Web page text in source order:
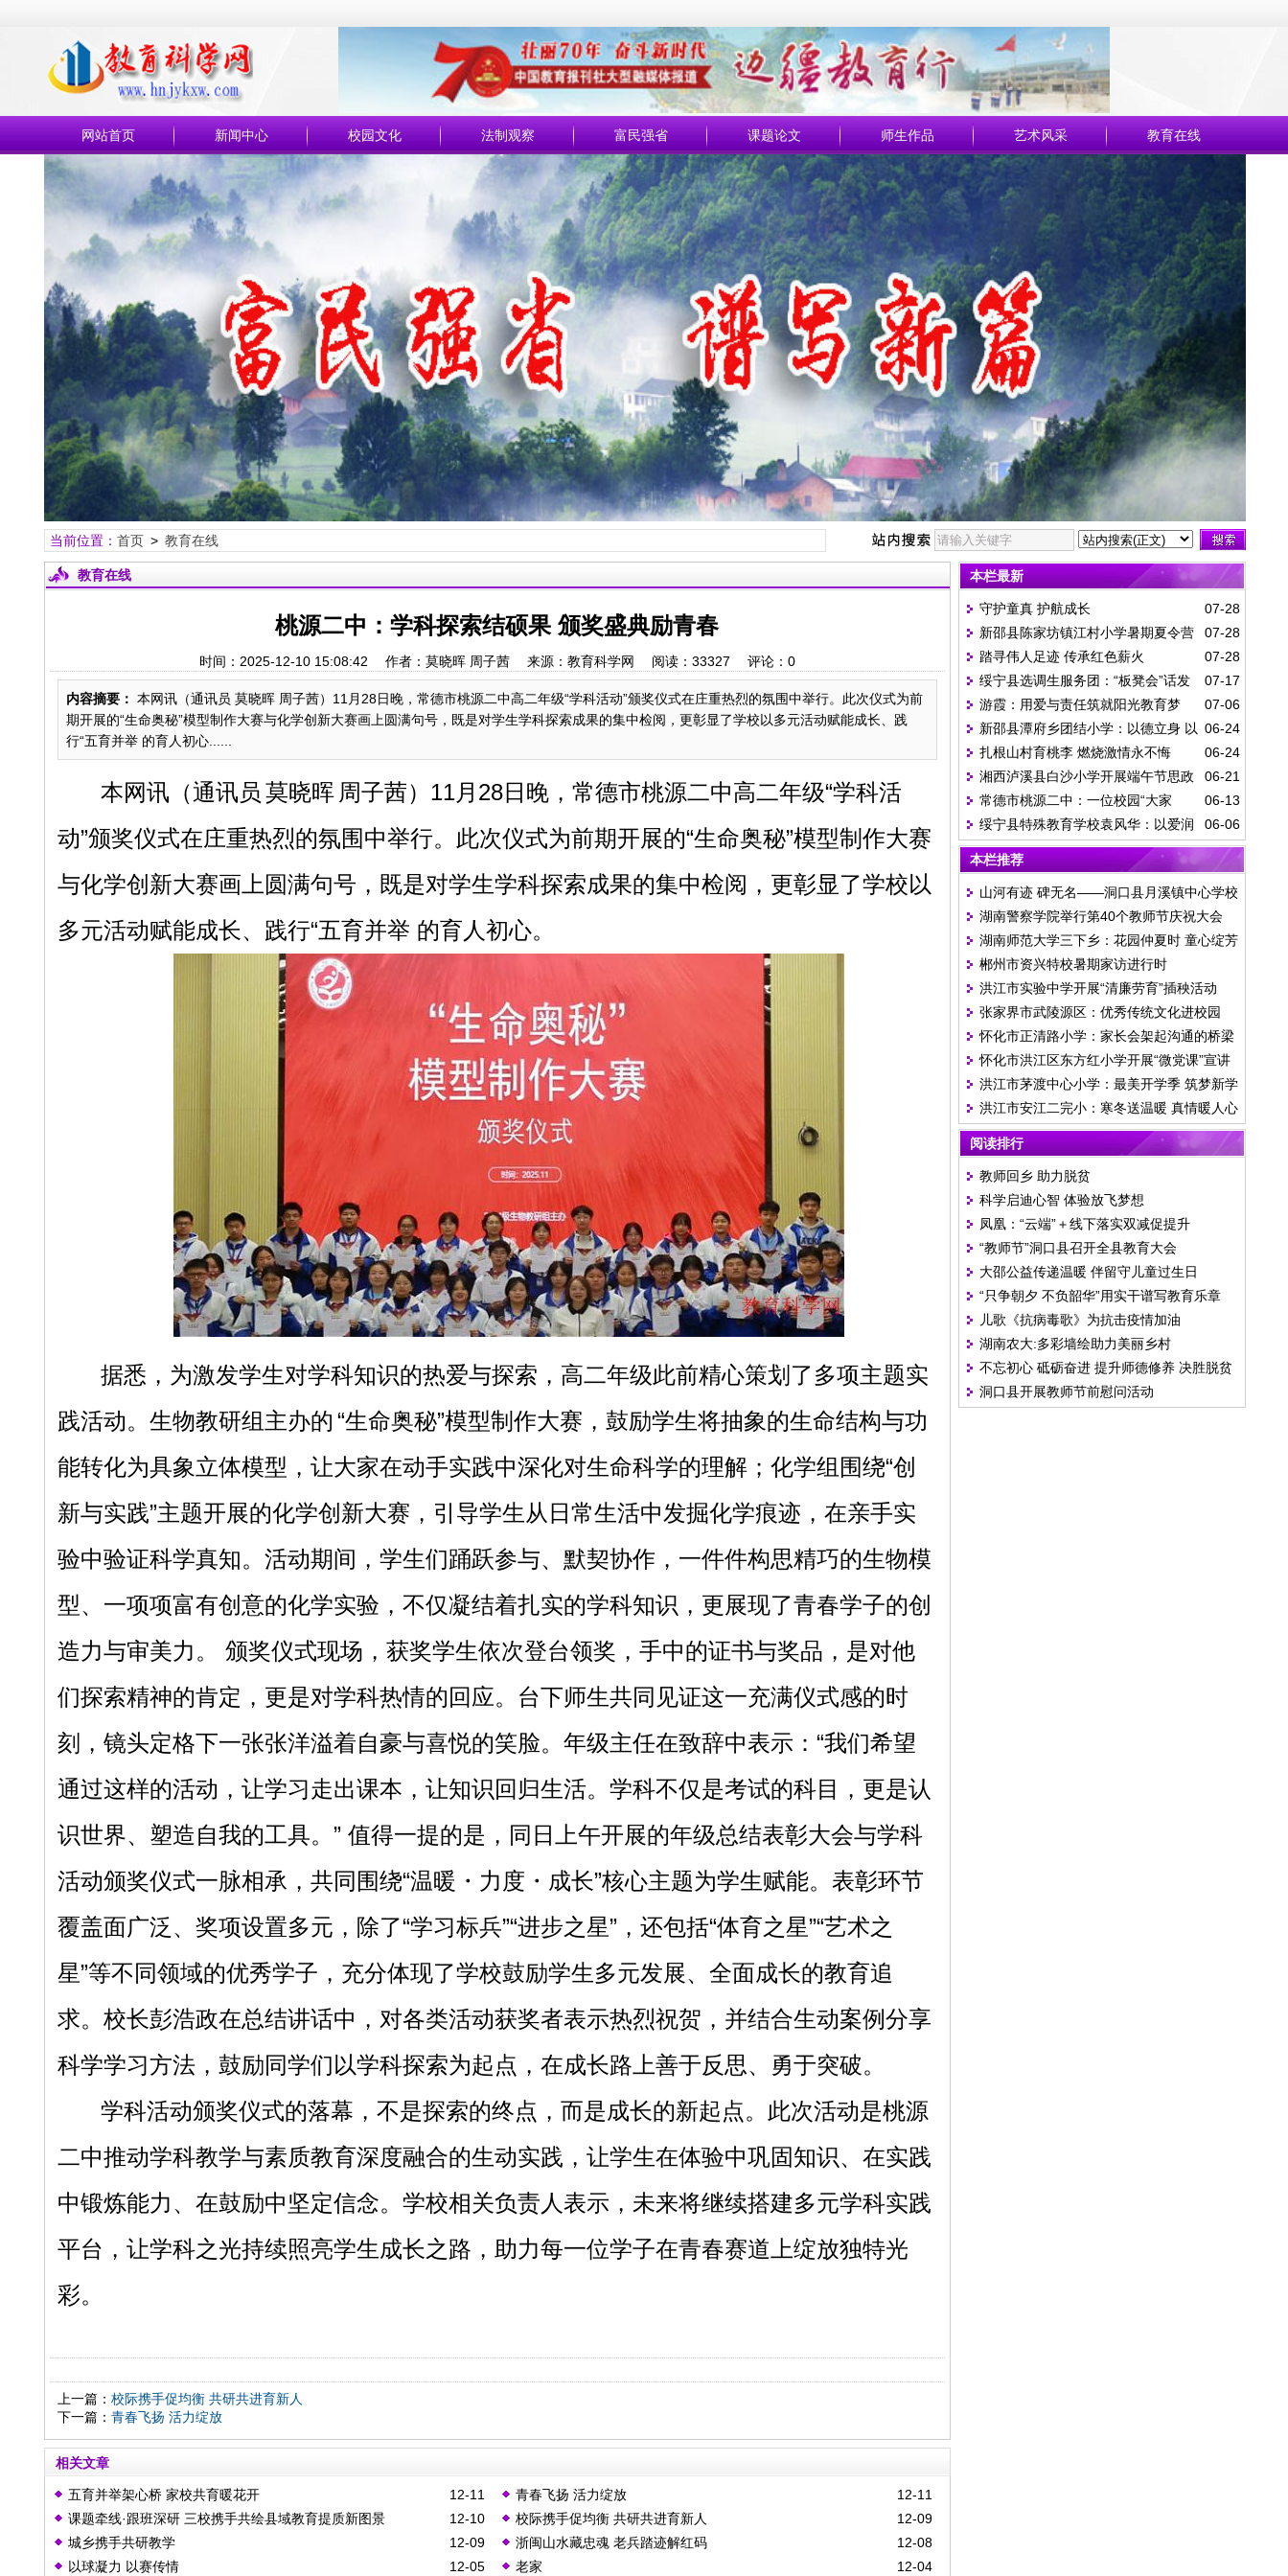
网站首页 新闻中心 校园文化 法制观察 富民强省 课题论文 师生作品 艺术风采 教育在线
当前位置： 首页> 教育在线
教育在线
桃源二中：学科探索结硕果 颁奖盛典励青春
时间：2025-12-10 15:08:42 作者：莫晓晖 周子茜 来源：教育科学网 阅读： 33327 评论： 0
内容摘要： 本网讯（通讯员 莫晓晖 周子茜）11月28日晚，常德市桃源二中高二年级“学科活动”颁奖仪式在庄重热烈的氛围中举行。此次仪式为前
期开展的“生命奥秘”模型制作大赛与化学创新大赛画上圆满句号，既是对学生学科探索成果的集中检阅，更彰显了学校以多元活动赋能成长、践
行“五育并举 的育人初心......
本网讯 （通讯员 莫晓晖 周子茜） 11月28日晚，常德市桃源二中高二年级“学科活
动”颁奖仪式在庄重热烈的氛围中举行。此次仪式为前期开展的“生命奥秘”模型制作大赛
与化学创新大赛画上圆满句号，既是对学生学科探索成果的集中检阅，更彰显了学校以
多元活动赋能成长、践行“五育并举 的育人初心。
据悉，为激发学生对学科知识的热爱与探索，高二年级此前精心策划了多项主题实
践活动。生物教研组主办的 “生命奥秘”模型制作大赛，鼓励学生将抽象的生命结构与功
能转化为具象立体模型，让大家在动手实践中深化对生命科学的理解；化学组围绕“创
新与实践”主题开展的化学创新大赛，引导学生从日常生活中发掘化学痕迹，在亲手实
验中验证科学真知。活动期间，学生们踊跃参与、默契协作，一件件构思精巧的生物模
型、一项项富有创意的化学实验，不仅凝结着扎实的学科知识，更展现了青春学子的创
造力与审美力。 颁奖仪式现场，获奖学生依次登台领奖，手中的证书与奖品，是对他
们探索精神的肯定，更是对学科热情的回应。台下师生共同见证这一充满仪式感的时
刻，镜头定格下一张张洋溢着自豪与喜悦的笑脸。年级主任在致辞中表示：“我们希望
通过这样的活动，让学习走出课本，让知识回归生活。学科不仅是考试的科目，更是认
识世界、塑造自我的工具。” 值得一提的是，同日上午开展的年级总结表彰大会与学科
活动颁奖仪式一脉相承，共同围绕“温暖・力度・成长”核心主题为学生赋能。表彰环节
覆盖面广泛、奖项设置多元，除了“学习标兵”“进步之星”，还包括“体育之星”“艺术之
星”等不同领域的优秀学子，充分体现了学校鼓励学生多元发展、全面成长的教育追
求。校长彭浩政在总结讲话中，对各类活动获奖者表示热烈祝贺，并结合生动案例分享
科学学习方法，鼓励同学们以学科探索为起点，在成长路上善于反思、勇于突破。
学科活动颁奖仪式的落幕，不是探索的终点，而是成长的新起点。此次活动是桃源
二中推动学科教学与素质教育深度融合的生动实践，让学生在体验中巩固知识、在实践
中锻炼能力、在鼓励中坚定信念。学校相关负责人表示，未来将继续搭建多元学科实践
平台，让学科之光持续照亮学生成长之路，助力每一位学子在青春赛道上绽放独特光
彩。
上一篇： 校际携手促均衡 共研共进育新人
下一篇： 青春飞扬 活力绽放
相关文章
12-11
五育并举架心桥 家校共育暖花开 12-11
青春飞扬 活力绽放
12-10
课题牵线·跟班深研 三校携手共绘县域教育提质新图景 12-09
校际携手促均衡 共研共进育新人
12-09
城乡携手共研教学 12-08
浙闽山水藏忠魂 老兵踏迹解红码
12-05
以球凝力 以赛传情 12-04
老家
本栏最新
07-28
守护童真 护航成长
07-28
新邵县陈家坊镇江村小学暑期夏令营
一日纪实
07-28
踏寻伟人足迹 传承红色薪火
07-17
绥宁县选调生服务团：“板凳会”话发
展 “院落会”守平安
07-06
游霞：用爱与责任筑就阳光教育梦
06-24
新邵县潭府乡团结小学：以德立身 以
爱育人
06-24
扎根山村育桃李 燃烧激情永不悔
06-21
湘西泸溪县白沙小学开展端午节思政
教育活动
06-13
常德市桃源二中：一位校园“大家
长”的高考答卷
06-06
绥宁县特殊教育学校袁风华：以爱润
残童 匠心守特教
本栏推荐
山河有迹 碑无名——洞口县月溪镇中心学校
举行清明祭英烈活动
湖南警察学院举行第40个教师节庆祝大会
湖南师范大学三下乡：花园仲夏时 童心绽芳
华
郴州市资兴特校暑期家访进行时
洪江市实验中学开展“清廉劳育”插秧活动
张家界市武陵源区：优秀传统文化进校园
怀化市正清路小学：家长会架起沟通的桥梁
怀化市洪江区东方红小学开展“微党课”宣讲
活动
洪江市茅渡中心小学：最美开学季 筑梦新学
期
洪江市安江二完小：寒冬送温暖 真情暖人心
阅读排行
教师回乡 助力脱贫
科学启迪心智 体验放飞梦想
凤凰：“云端”＋线下落实双减促提升
“教师节”洞口县召开全县教育大会
大邵公益传递温暖 伴留守儿童过生日
“只争朝夕 不负韶华”用实干谱写教育乐章
儿歌《抗病毒歌》为抗击疫情加油
湖南农大:多彩墙绘助力美丽乡村
不忘初心 砥砺奋进 提升师德修养 决胜脱贫
攻坚
洞口县开展教师节前慰问活动